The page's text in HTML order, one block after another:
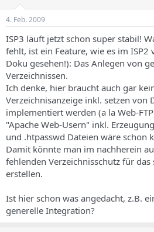
l
e
r
d
e
s
T
h
e
m
a
s
n
s
d
a
t
u
m
4. Feb. 2009
ISP3 läuft jetzt schon super stabil!
fehlt, ist ein Feature, wie es im
Doku gesehen!): Das Anlegen von
Verzeichnissen.
Ich denke, hier braucht auch gar
Verzeichnisanzeige inkl. setzen von
implementiert werden (a la Web-
"Apache Web-Usern" inkl.
und .htpasswd Dateien wäre schon
Damit könnte man im nachherein
fehlenden Verzeichnisschutz für das
erstellen.
Ist hier schon was angedacht, z.B.
generelle Integration?